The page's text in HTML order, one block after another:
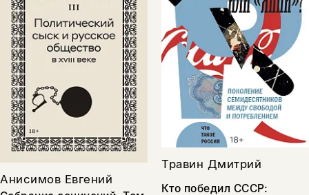
Анисимов Евгений
Травин Дмитрий
Кто победил СССР: